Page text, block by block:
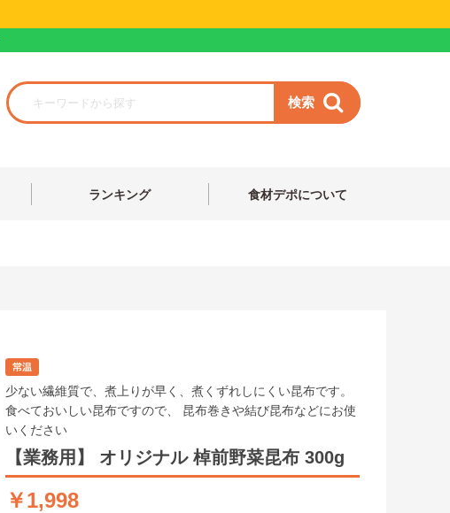
検索
ランキング 食材デポについて
少ない繊維質で、煮上りが早く、煮くずれしにくい昆布です。
食べておいしい昆布ですので、 昆布巻きや結び昆布などにお使
いください
【業務用】 オリジナル 棹前野菜昆布 300g
￥1,998